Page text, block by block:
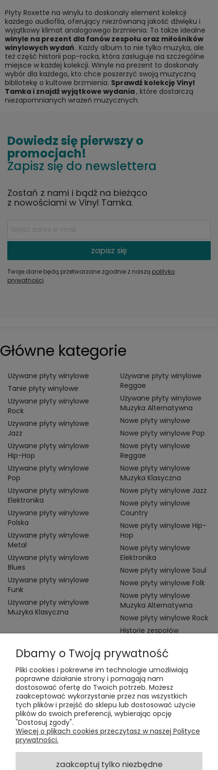
Płyty Roxette na winylu to doskonały element kolekcji
każdego audiofila, oferujący niezrównaną jakość dźwięku i
wyjątkowy klimat analogowego brzmienia. To także idealne
winyle na prezent dla fanów zespołu oraz miłośników
winylowych wydań . Każdy album to nie tylko muzyka, ale
też część historii pop-rocka, która zasługuje na szczególne
miejsce w każdej kolekcji. Winyle na prezent to doskonały
wybór dla każdego, kto chce poszerzyć swoją muzyczną
bibliotekę o kultowe brzmienia. Sprawdź kolekcję Vinyl
Tamka i znajdź wyjątkowe wydania, które dostarczą
niezapomnianych wrażeń muzycznych.
Dowiedz się pierwszy o
promocjach!
Zapisz się do newslettera
Zostań z nami i bądź na bieżąco
z nowościami w Vinyl Tamka.
zapisz się
Twoje dane będą przetwarzane zgodnie z naszą polityką
prywatności
Główne kategorie
Używane płyty winylowe
Tanie płyty winylowe
Używane płyty winylowe
Rock
Używane płyty winylowe
Jazz
Używane płyty winylowe
Hip-Hop
Używane płyty winylowe
Pop
Używane płyty winylowe
Elektronika
Używane płyty winylowe
Polska
Używane płyty winylowe
Metal
Używane płyty winylowe
Blues
Używane płyty winylowe
Funk
Używane płyty winylowe
Muzyka Klasyczna
Używane płyty winylowe
Reggae
Używane płyty winylowe
Muzyka Alternatywna
Nowe płyty winylowe
Nowe płyty winylowe Pop
Nowe płyty winylowe
Reggae
Nowe płyty winylowe
Muzyka Klasyczna
Nowe płyty winylowe Jazz
Nowe płyty winylowe
Country
Nowe płyty winylowe Hip-
Hop
Nowe płyty winylowe
Elektronika
Nowe płyty winylowe Soul
Nowe płyty winylowe Folk
Nowe płyty winylowe
Muzyka Alternatywna
Nowe płyty winylowe Rock
Historie zespołów
Kontakt:
t:+48 609 155 327
e:vinyltamka@gmail.com
ul. Chmielna 20, 00-020 Warszawa
Dbamy o Twoją prywatność
Pliki cookies i pokrewne im technologie umożliwiają
poprawne działanie strony i pomagają nam
dostosować ofertę do Twoich potrzeb. Możesz
zaakceptować wykorzystanie przez nas wszystkich
tych plików i przejść do sklepu lub dostosować użycie
plików do swoich preferencji, wybierając opcję
"Dostosuj zgody".
Więcej o plikach cookies przeczytasz w naszej Polityce
prywatności.
zaakceptuj tylko niezbędne